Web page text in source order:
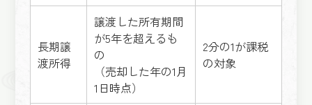
長期譲
渡所得
譲渡した所有期間
が5年を超えるも
の
（売却した年の1月
1日時点）
2分の1が課税
の対象